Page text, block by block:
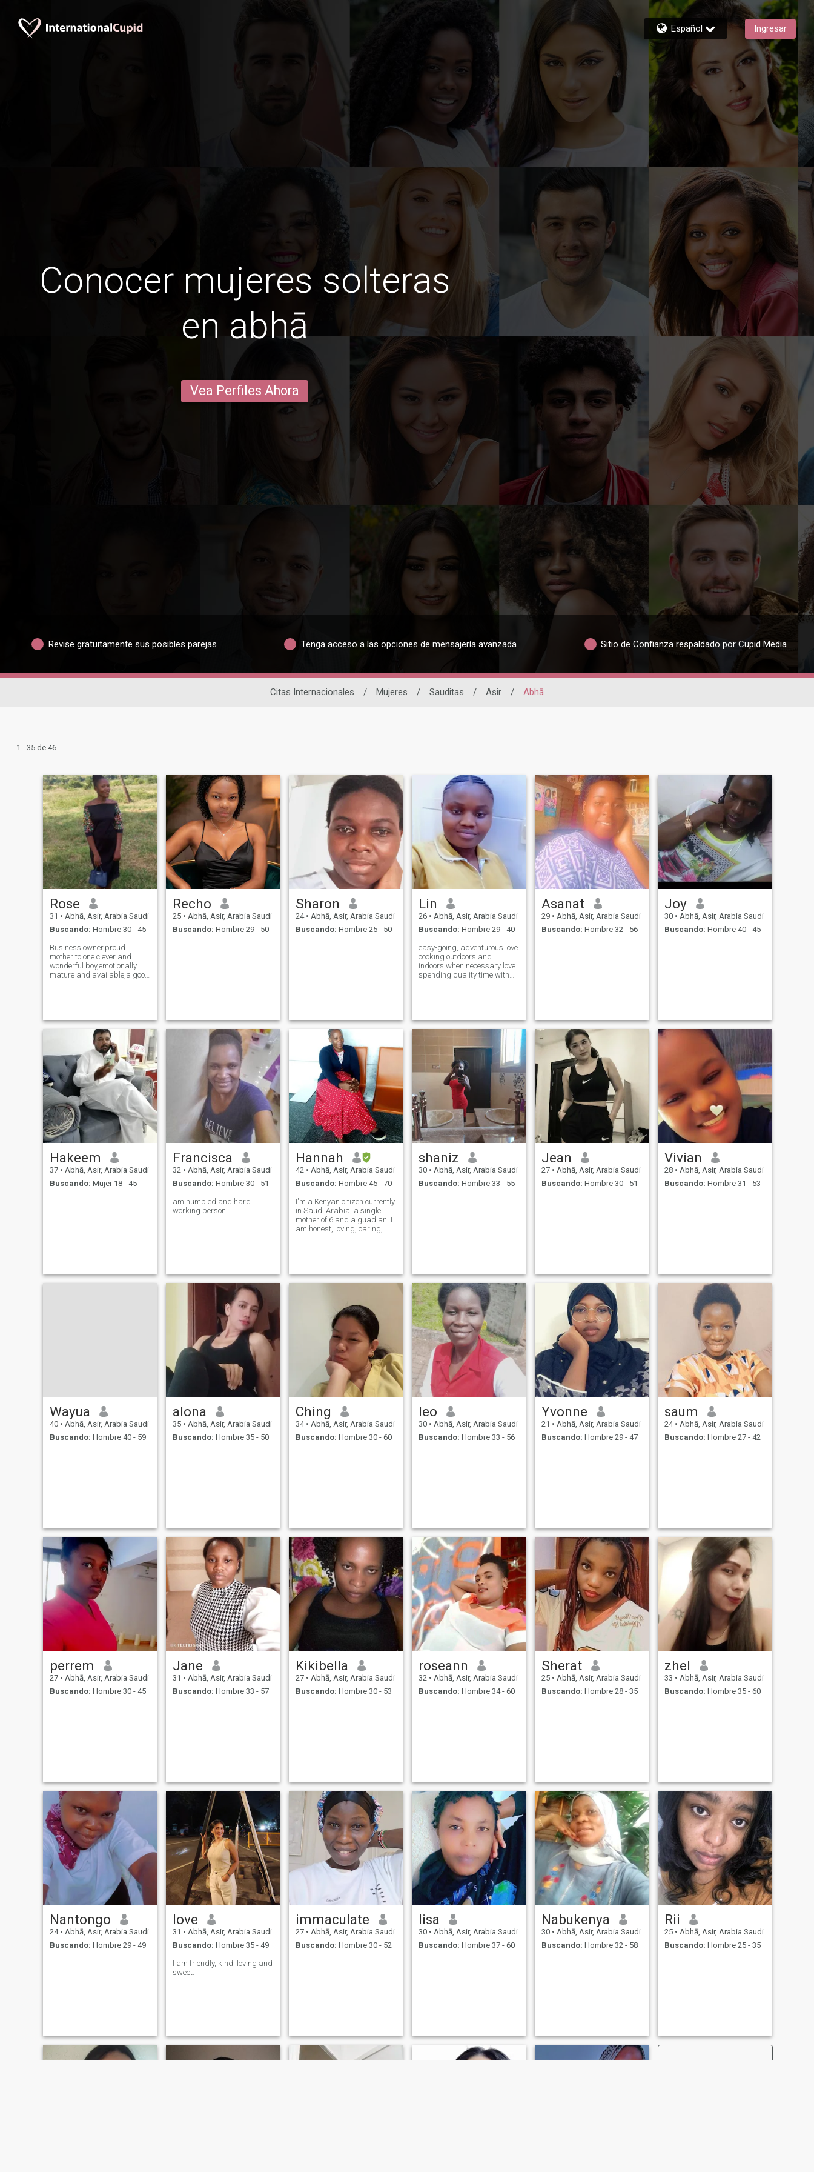
Español Ingresar
Conocer mujeres solteras
en abhā
Vea Perfiles Ahora
Revise gratuitamente sus posibles parejas Tenga acceso a las opciones de mensajería avanzada Sitio de Confianza respaldado por Cupid Media
Citas Internacionales / Mujeres / Sauditas / Asir / Abhā
1 - 35 de 46
Rose
31 • Abhā, Asir, Arabia Saudi
Buscando: Hombre 30 - 45
Business owner,proud
mother to one clever and
wonderful boy,emotionally
mature and available,a good
man who wants to
commit,knows how to
stayloyal and st
Recho
25 • Abhā, Asir, Arabia Saudi
Buscando: Hombre 29 - 50
Sharon
24 • Abhā, Asir, Arabia Saudi
Buscando: Hombre 25 - 50
Lin
26 • Abhā, Asir, Arabia Saudi
Buscando: Hombre 29 - 40
easy-going, adventurous love
cooking outdoors and
indoors when necessary love
spending quality time with
you talk 26yrs old a mom of
one looking f
Asanat
29 • Abhā, Asir, Arabia Saudi
Buscando: Hombre 32 - 56
Joy
30 • Abhā, Asir, Arabia Saudi
Buscando: Hombre 40 - 45
Hakeem
37 • Abhā, Asir, Arabia Saudi
Buscando: Mujer 18 - 45
Francisca
32 • Abhā, Asir, Arabia Saudi
Buscando: Hombre 30 - 51
am humbled and hard
working person
Hannah
42 • Abhā, Asir, Arabia Saudi
Buscando: Hombre 45 - 70
I'm a Kenyan citizen currently
in Saudi Arabia, a single
mother of 6 and a guadian. I
am honest, loving, caring,
shaniz
30 • Abhā, Asir, Arabia Saudi
Buscando: Hombre 33 - 55
Jean
27 • Abhā, Asir, Arabia Saudi
Buscando: Hombre 30 - 51
Vivian
28 • Abhā, Asir, Arabia Saudi
Buscando: Hombre 31 - 53
Wayua
40 • Abhā, Asir, Arabia Saudi
Buscando: Hombre 40 - 59
alona
35 • Abhā, Asir, Arabia Saudi
Buscando: Hombre 35 - 50
Ching
34 • Abhā, Asir, Arabia Saudi
Buscando: Hombre 30 - 60
leo
30 • Abhā, Asir, Arabia Saudi
Buscando: Hombre 33 - 56
Yvonne
21 • Abhā, Asir, Arabia Saudi
Buscando: Hombre 29 - 47
saum
24 • Abhā, Asir, Arabia Saudi
Buscando: Hombre 27 - 42
perrem
27 • Abhā, Asir, Arabia Saudi
Buscando: Hombre 30 - 45
Jane
31 • Abhā, Asir, Arabia Saudi
Buscando: Hombre 33 - 57
Kikibella
27 • Abhā, Asir, Arabia Saudi
Buscando: Hombre 30 - 53
roseann
32 • Abhā, Asir, Arabia Saudi
Buscando: Hombre 34 - 60
Sherat
25 • Abhā, Asir, Arabia Saudi
Buscando: Hombre 28 - 35
zhel
33 • Abhā, Asir, Arabia Saudi
Buscando: Hombre 35 - 60
Nantongo
24 • Abhā, Asir, Arabia Saudi
Buscando: Hombre 29 - 49
love
31 • Abhā, Asir, Arabia Saudi
Buscando: Hombre 35 - 49
I am friendly, kind, loving and
sweet.
immaculate
27 • Abhā, Asir, Arabia Saudi
Buscando: Hombre 30 - 52
lisa
30 • Abhā, Asir, Arabia Saudi
Buscando: Hombre 37 - 60
Nabukenya
30 • Abhā, Asir, Arabia Saudi
Buscando: Hombre 32 - 58
Rii
25 • Abhā, Asir, Arabia Saudi
Buscando: Hombre 25 - 35